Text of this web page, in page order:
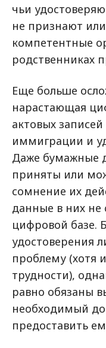
чьи
не признают
компетентные
родственниках
Еще больше
нарастающая
актовых
иммиграции и
Даже бумажные
приняты или
сомнение их
данные в них
цифровой базе.
удостоверения
проблему (хотя
трудности),
равно обязаны
необходимый
предоставить